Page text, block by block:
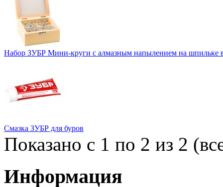
Набор ЗУБР Мини-круги с алмазным напылением на шпильке в
Смазка ЗУБР для буров
Показано с 1 по 2 из 2
Информация